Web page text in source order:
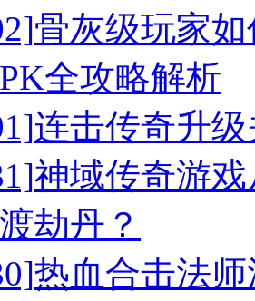
骨灰级玩家
全攻略解析
连击传奇升
神域传奇游
劫丹？
热血合击法